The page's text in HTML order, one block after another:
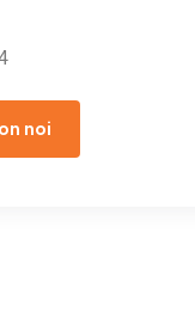
noi